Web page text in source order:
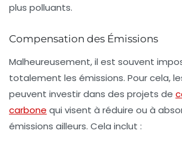
plus polluants.
Compensation des Émissions
Malheureusement, il est souvent
totalement les émissions. Pour cela,
peuvent investir dans des projets de
carbone qui visent à réduire ou à
émissions ailleurs. Cela inclut :